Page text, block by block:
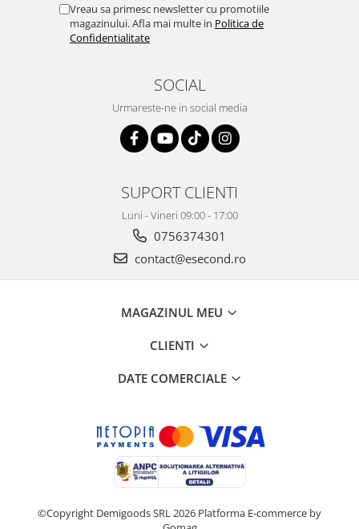
Vreau sa primesc newsletter cu promotiile
magazinului. Afla mai multe in Politica de
Confidentialitate
SOCIAL
Urmareste-ne in social media
SUPORT CLIENTI
Luni - Vineri 09:00 - 17:00
0756374301
contact@esecond.ro
MAGAZINUL MEU
CLIENTI
DATE COMERCIALE
©Copyright Demigoods SRL 2026 Platforma E-commerce by